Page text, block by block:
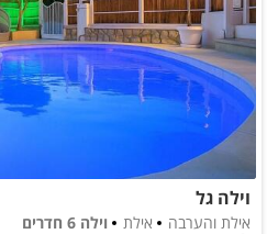
וילה גל
אילת והערבה אילת
וילה 6 חדרים